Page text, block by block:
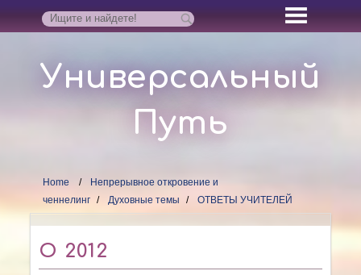
Универсальный
Путь
Home
Непрерывное откровение и
ченнелинг
Духовные темы ОТВЕТЫ УЧИТЕЛЕЙ
О 2012